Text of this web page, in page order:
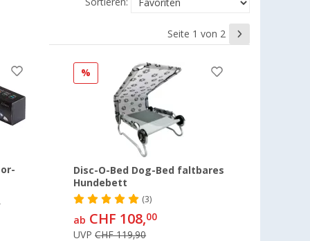
Seite 1 von 2
%
Disc-O-Bed Dog-Bed faltbares
Hundebett
(3)
ab CHF 108,00
UVPCHF 119,90